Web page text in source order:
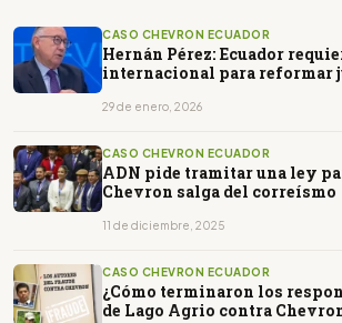
CASO CHEVRON ECUADOR
Hernán Pérez: Ecuador
internacional para reformar
29 de enero, 2026
CASO CHEVRON ECUADOR
ADN pide tramitar una ley
Chevron salga del correísmo
11 de diciembre, 2025
CASO CHEVRON ECUADOR
¿Cómo terminaron los
de Lago Agrio contra